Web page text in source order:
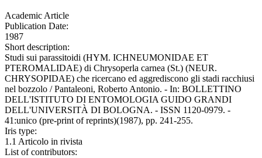
Academic Article
Publication Date:
1987
Short description:
Studi sui parassitoidi (HYM. ICHNEUMONIDAE ET
PTEROMALIDAE) di Chrysoperla carnea (St.) (NEUR.
CHRYSOPIDAE) che ricercano ed aggrediscono gli stadi racchiusi
nel bozzolo / Pantaleoni, Roberto Antonio. - In: BOLLETTINO
DELL'ISTITUTO DI ENTOMOLOGIA GUIDO GRANDI
DELL'UNIVERSITÀ DI BOLOGNA. - ISSN 1120-0979. -
41:unico (pre-print of reprints)(1987), pp. 241-255.
Iris type:
1.1 Articolo in rivista
List of contributors: